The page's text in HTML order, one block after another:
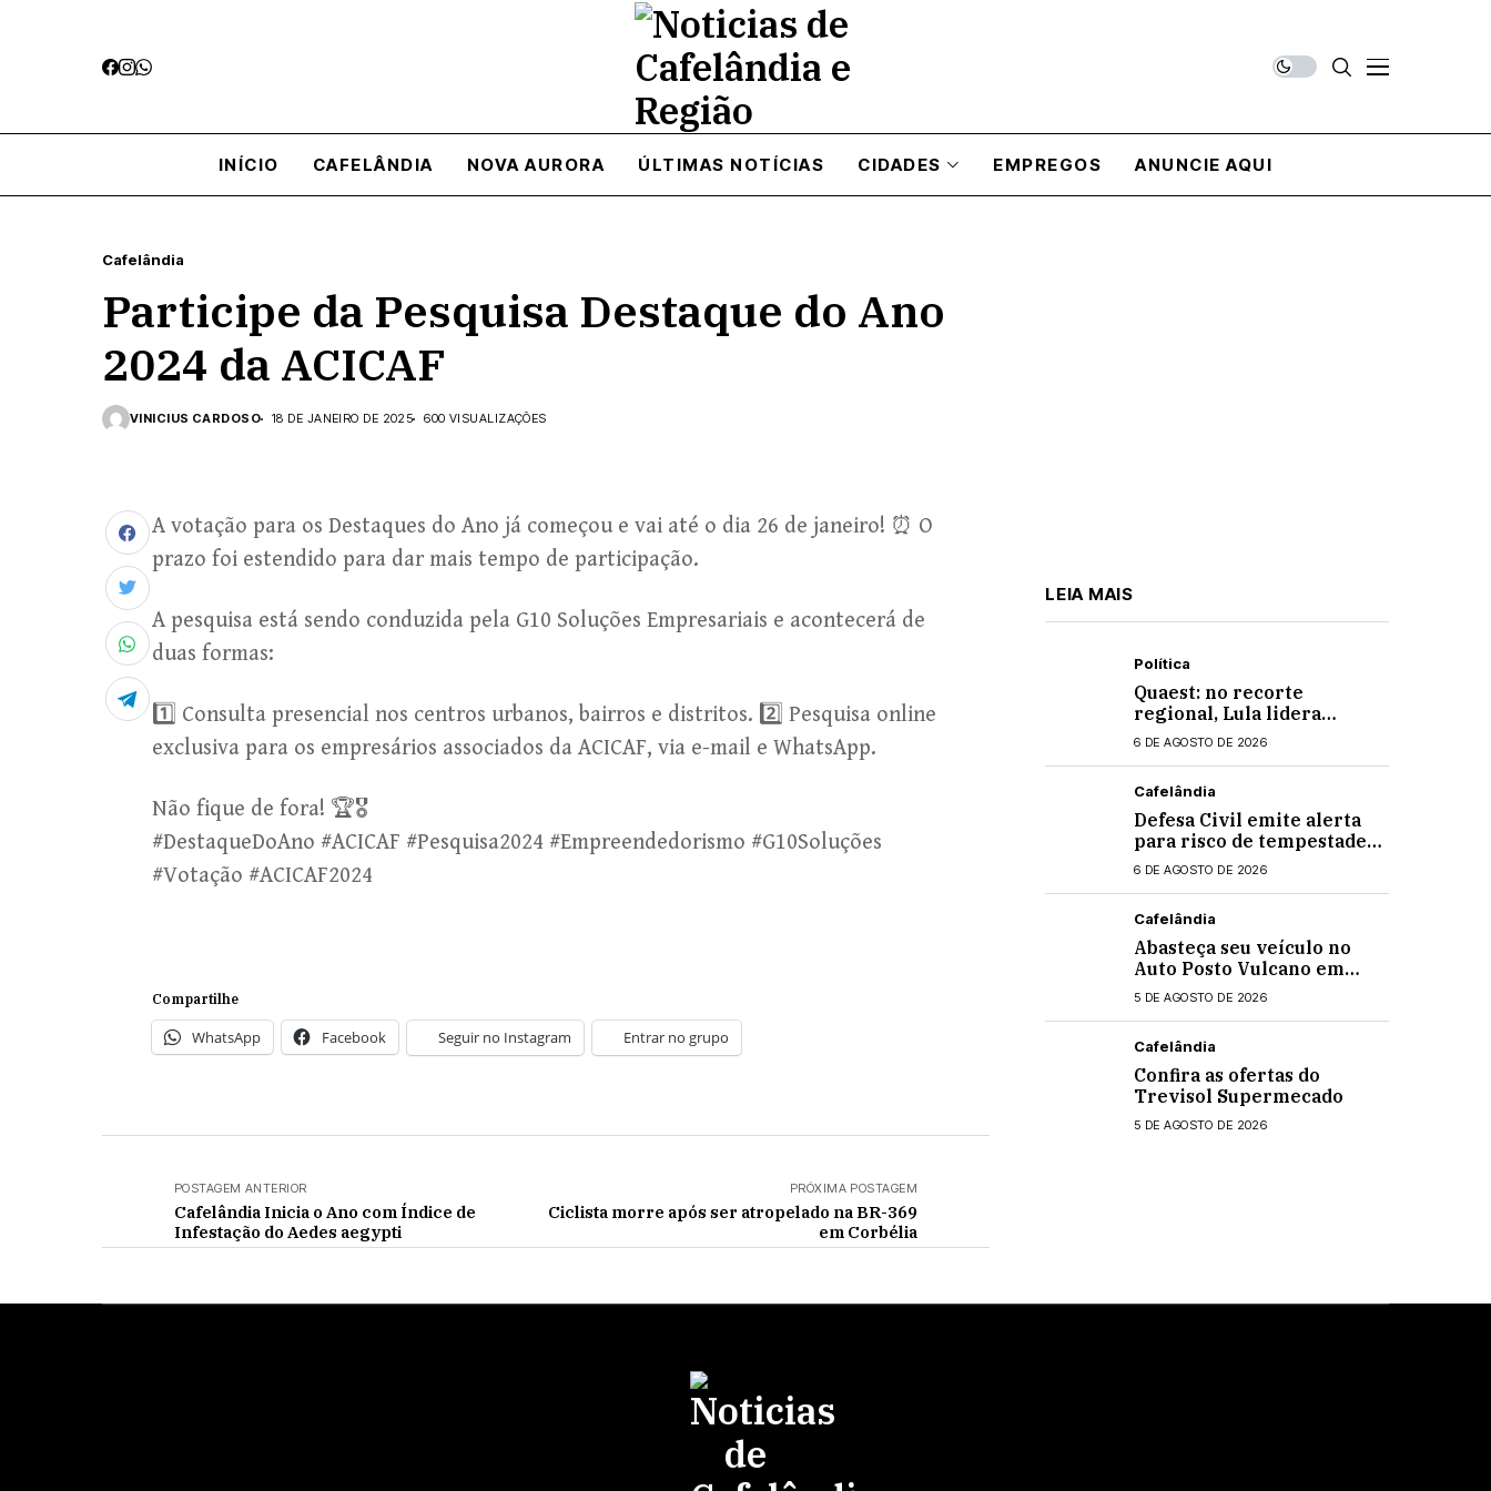
INÍCIO CAFELÂNDIA NOVA AURORA ÚLTIMAS NOTÍCIAS CIDADES EMPREGOS ANUNCIE AQUI
Cafelândia
Participe da Pesquisa Destaque do Ano
2024 da ACICAF
VINICIUS CARDOSO 18 DE JANEIRO DE 2025 600 VISUALIZAÇÕES
A votação para os Destaques do Ano já começou e vai até o dia 26 de janeiro! ⏰ O
prazo foi estendido para dar mais tempo de participação.
A pesquisa está sendo conduzida pela G10 Soluções Empresariais e acontecerá de
duas formas:
1️⃣ Consulta presencial nos centros urbanos, bairros e distritos. 2️⃣ Pesquisa online
exclusiva para os empresários associados da ACICAF, via e-mail e WhatsApp.
Não fique de fora! 🏆🎖️
#DestaqueDoAno #ACICAF #Pesquisa2024 #Empreendedorismo #G10Soluções
#Votação #ACICAF2024
Compartilhe
WhatsApp Facebook Seguir no Instagram Entrar no grupo
POSTAGEM ANTERIOR
Cafelândia Inicia o Ano com Índice de
Infestação do Aedes aegypti
PRÓXIMA POSTAGEM
Ciclista morre após ser atropelado na BR-369
em Corbélia
LEIA MAIS
Política
Quaest: no recorte
regional, Lula lidera
apenas entre eleitores do
Bolsonaro
6 DE AGOSTO DE 2026
Cafelândia
Defesa Civil emite alerta
para risco de tempestades
intensas no Paraná
6 DE AGOSTO DE 2026
Cafelândia
Abasteça seu veículo no
Auto Posto Vulcano em
Cafelândia
5 DE AGOSTO DE 2026
Cafelândia
Confira as ofertas do
Trevisol Supermecado
5 DE AGOSTO DE 2026